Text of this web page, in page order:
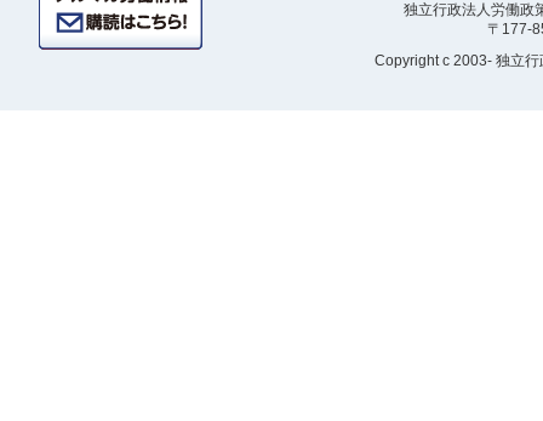
独立行政法人労働
〒177-
Copyrightc 2003- 独立行